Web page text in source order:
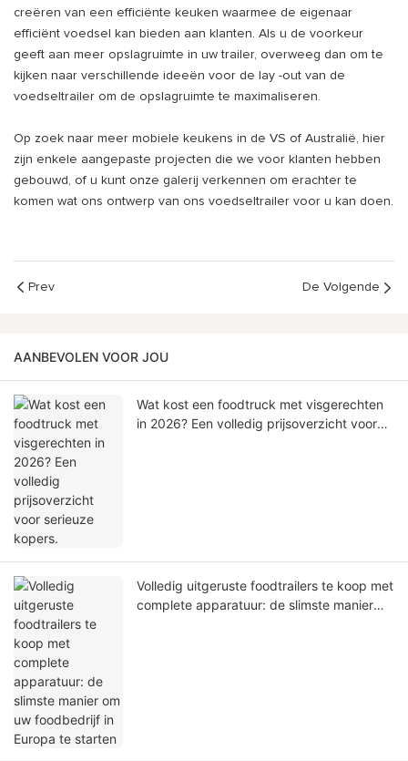
creëren van een efficiënte keuken waarmee de eigenaar
efficiënt voedsel kan bieden aan klanten. Als u de voorkeur
geeft aan meer opslagruimte in uw trailer, overweeg dan om te
kijken naar verschillende ideeën voor de lay -out van de
voedseltrailer om de opslagruimte te maximaliseren.
Op zoek naar meer mobiele keukens in de VS of Australië, hier
zijn enkele aangepaste projecten die we voor klanten hebben
gebouwd, of u kunt onze galerij verkennen om erachter te
komen wat ons ontwerp van ons voedseltrailer voor u kan doen.
Prev De Volgende
AANBEVOLEN VOOR JOU
Wat kost een foodtruck met visgerechten
in 2026? Een volledig prijsoverzicht voor
Volledig uitgeruste foodtrailers te koop met
complete apparatuur: de slimste manier